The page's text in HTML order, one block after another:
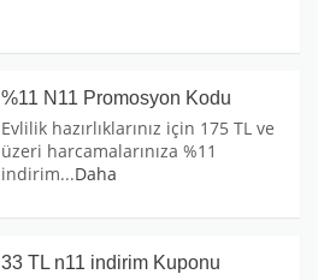
%11 N11 Promosyon Kodu
Evlilik hazırlıklarınız için 175 TL ve
üzeri harcamalarınıza %11
indirim...Daha
33 TL n11 indirim Kuponu